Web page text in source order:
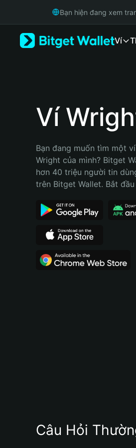
Русский
Bahasa Indonesia
Português (Brasil)
Bạn hiện đang xem
Ví
Ví
Bạn đang muốn tìm một
Wright của mình? Bitget
hơn 40 triệu người tin
trên Bitget Wallet. Bắt
Câu Hỏi